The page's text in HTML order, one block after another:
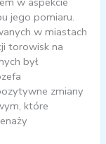
jego pomiaru.
w miastach
torowisk na
był
zmiany
które